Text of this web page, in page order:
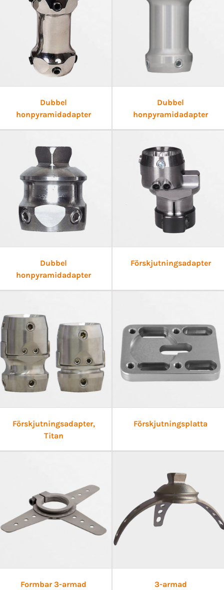
Dubbel
honpyramidadapter
Dubbel
honpyramidadapter
Dubbel
honpyramidadapter
Förskjutningsadapter
Förskjutningsadapter,
Titan
Förskjutningsplatta
Formbar 3-armad 3-armad